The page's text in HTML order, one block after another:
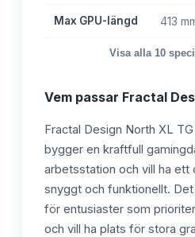
Max GPU-längd 413
Visa alla 10
Vem passar Fractal
Fractal Design North XL
bygger en kraftfull
arbetsstation och vill ha ett
snyggt och funktionellt.
för entusiaster som
och vill ha plats för stora